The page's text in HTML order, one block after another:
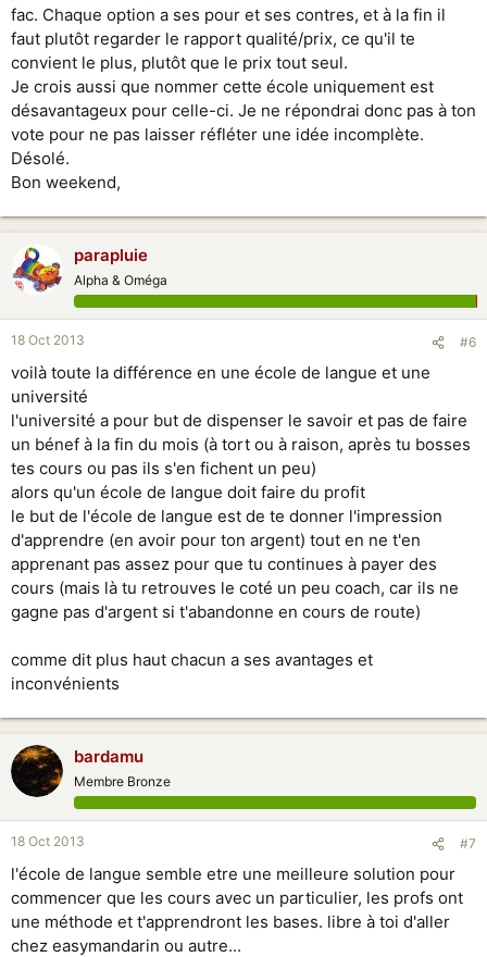
fac. Chaque option a ses pour et ses contres, et à la fin il
faut plutôt regarder le rapport qualité/prix, ce qu'il te
convient le plus, plutôt que le prix tout seul.
Je crois aussi que nommer cette école uniquement est
désavantageux pour celle-ci. Je ne répondrai donc pas à ton
vote pour ne pas laisser réfléter une idée incomplète.
Désolé.
Bon weekend,
parapluie
Alpha & Oméga
18 Oct 2013 #6
voilà toute la différence en une école de langue et une
université
l'université a pour but de dispenser le savoir et pas de faire
un bénef à la fin du mois (à tort ou à raison, après tu bosses
tes cours ou pas ils s'en fichent un peu)
alors qu'un école de langue doit faire du profit
le but de l'école de langue est de te donner l'impression
d'apprendre (en avoir pour ton argent) tout en ne t'en
apprenant pas assez pour que tu continues à payer des
cours (mais là tu retrouves le coté un peu coach, car ils ne
gagne pas d'argent si t'abandonne en cours de route)
comme dit plus haut chacun a ses avantages et
inconvénients
bardamu
Membre Bronze
18 Oct 2013 #7
l'école de langue semble etre une meilleure solution pour
commencer que les cours avec un particulier, les profs ont
une méthode et t'apprendront les bases. libre à toi d'aller
chez easymandarin ou autre...